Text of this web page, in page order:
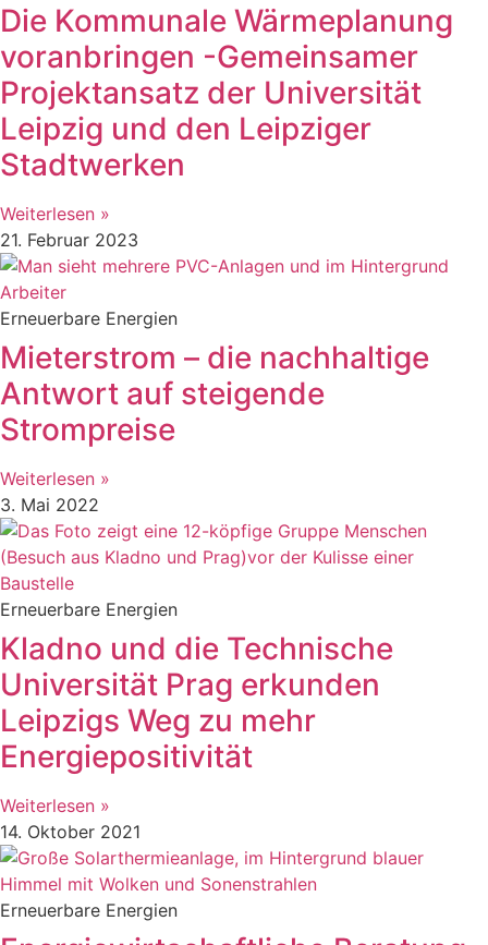
Die Kommunale Wärmeplanung
voranbringen -Gemeinsamer
Projektansatz der Universität
Leipzig und den Leipziger
Stadtwerken
Weiterlesen »
21. Februar 2023
Erneuerbare Energien
Mieterstrom – die nachhaltige
Antwort auf steigende
Strompreise
Weiterlesen »
3. Mai 2022
Erneuerbare Energien
Kladno und die Technische
Universität Prag erkunden
Leipzigs Weg zu mehr
Energiepositivität
Weiterlesen »
14. Oktober 2021
Erneuerbare Energien